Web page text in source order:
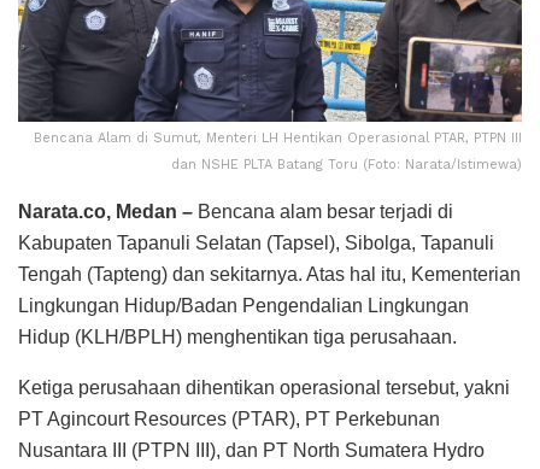
Bencana Alam di Sumut, Menteri LH Hentikan Operasional PTAR, PTPN III
dan NSHE PLTA Batang Toru (Foto: Narata/Istimewa)
Narata.co, Medan – Bencana alam besar terjadi di
Kabupaten Tapanuli Selatan (Tapsel), Sibolga, Tapanuli
Tengah (Tapteng) dan sekitarnya. Atas hal itu, Kementerian
Lingkungan Hidup/Badan Pengendalian Lingkungan
Hidup (KLH/BPLH) menghentikan tiga perusahaan.
Ketiga perusahaan dihentikan operasional tersebut, yakni
PT Agincourt Resources (PTAR), PT Perkebunan
Nusantara III (PTPN III), dan PT North Sumatera Hydro